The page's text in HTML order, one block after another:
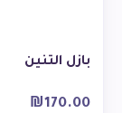
بازل التنين
₪170.00